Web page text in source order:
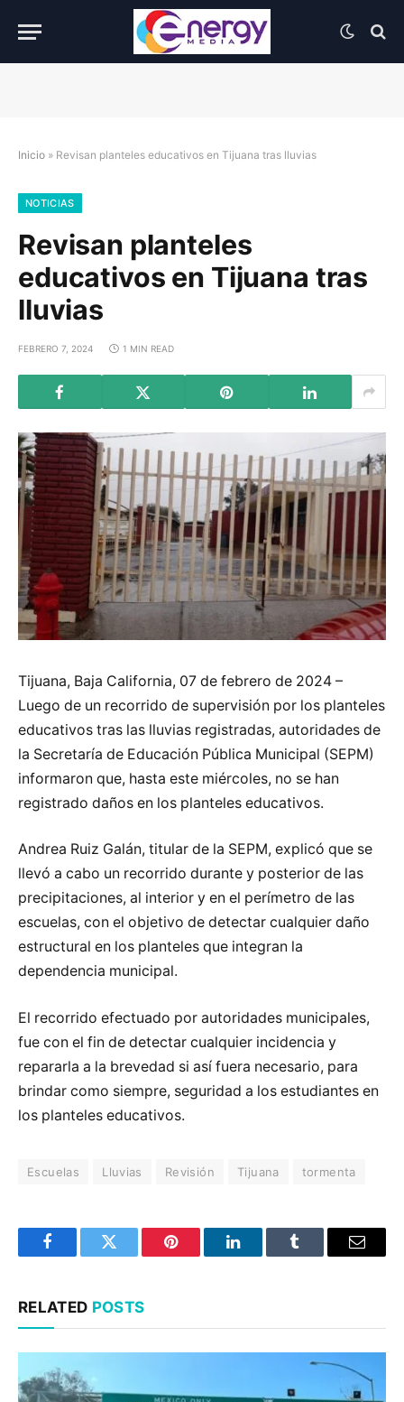
Inicio » Revisan planteles educativos en Tijuana tras lluvias
NOTICIAS
Revisan planteles
educativos en Tijuana tras
lluvias
FEBRERO 7, 2024 1 MIN READ
Tijuana, Baja California, 07 de febrero de 2024 –
Luego de un recorrido de supervisión por los planteles
educativos tras las lluvias registradas, autoridades de
la Secretaría de Educación Pública Municipal (SEPM)
informaron que, hasta este miércoles, no se han
registrado daños en los planteles educativos.
Andrea Ruiz Galán, titular de la SEPM, explicó que se
llevó a cabo un recorrido durante y posterior de las
precipitaciones, al interior y en el perímetro de las
escuelas, con el objetivo de detectar cualquier daño
estructural en los planteles que integran la
dependencia municipal.
El recorrido efectuado por autoridades municipales,
fue con el fin de detectar cualquier incidencia y
repararla a la brevedad si así fuera necesario, para
brindar como siempre, seguridad a los estudiantes en
los planteles educativos.
Escuelas Lluvias Revisión Tijuana tormenta
FacebookTwitter Pinterest LinkedInTumblr Email
RELATED POSTS